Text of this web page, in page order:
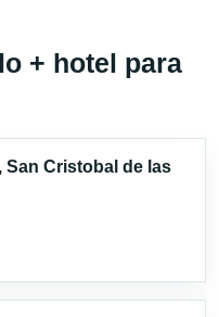
+ hotel para
San Cristobal de las